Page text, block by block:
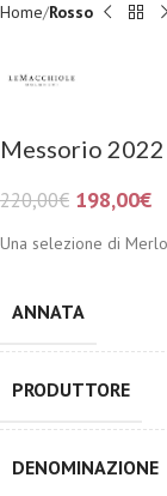
Home Rosso
Messorio 2022
220,00€ 198,00€
Una selezione di
ANNATA
PRODUTTORE
DENOMINAZIONE